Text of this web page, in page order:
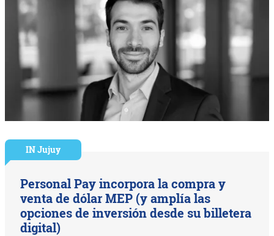
IN Jujuy
Personal Pay incorpora la compra y
venta de dólar MEP (y amplía las
opciones de inversión desde su billetera
digital)